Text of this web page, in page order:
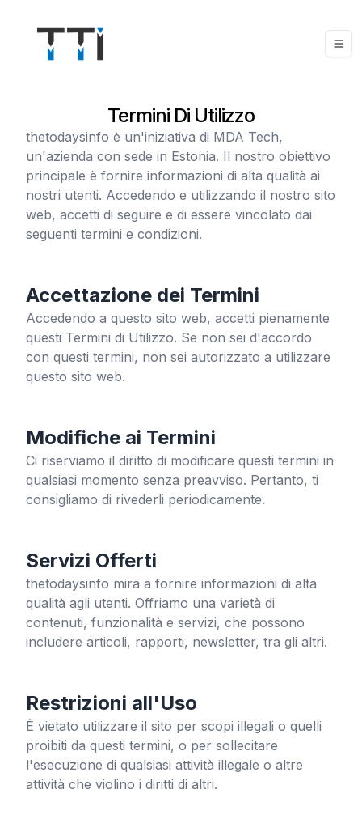
Termini Di Utilizzo
thetodaysinfo è un'iniziativa di MDA Tech,
un'azienda con sede in Estonia. Il nostro obiettivo
principale è fornire informazioni di alta qualità ai
nostri utenti. Accedendo e utilizzando il nostro sito
web, accetti di seguire e di essere vincolato dai
seguenti termini e condizioni.
Accettazione dei Termini
Accedendo a questo sito web, accetti pienamente
questi Termini di Utilizzo. Se non sei d'accordo
con questi termini, non sei autorizzato a utilizzare
questo sito web.
Modifiche ai Termini
Ci riserviamo il diritto di modificare questi termini in
qualsiasi momento senza preavviso. Pertanto, ti
consigliamo di rivederli periodicamente.
Servizi Offerti
thetodaysinfo mira a fornire informazioni di alta
qualità agli utenti. Offriamo una varietà di
contenuti, funzionalità e servizi, che possono
includere articoli, rapporti, newsletter, tra gli altri.
Restrizioni all'Uso
È vietato utilizzare il sito per scopi illegali o quelli
proibiti da questi termini, o per sollecitare
l'esecuzione di qualsiasi attività illegale o altre
attività che violino i diritti di altri.